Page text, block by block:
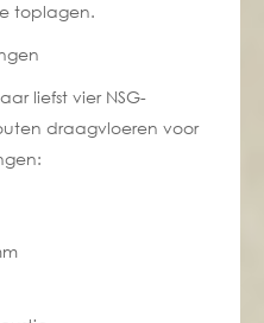
toplagen.
liefst vier NSG-
draagvloeren voor